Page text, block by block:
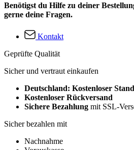
Benötigst du Hilfe zu deiner
gerne deine Fragen.
Kontakt
Geprüfte Qualität
Sicher und vertraut einkaufen
Deutschland: Kostenloser
Kostenloser Rückversand
Sichere Bezahlung mit SSL-
Sicher bezahlen mit
Nachnahme